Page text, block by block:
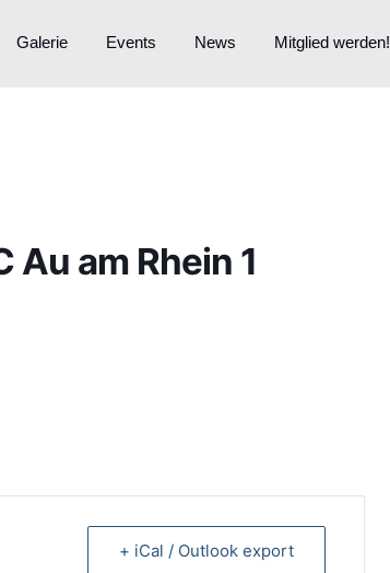
Galerie Events News Mitglied werden!
Au am Rhein 1
+ iCal / Outlook export